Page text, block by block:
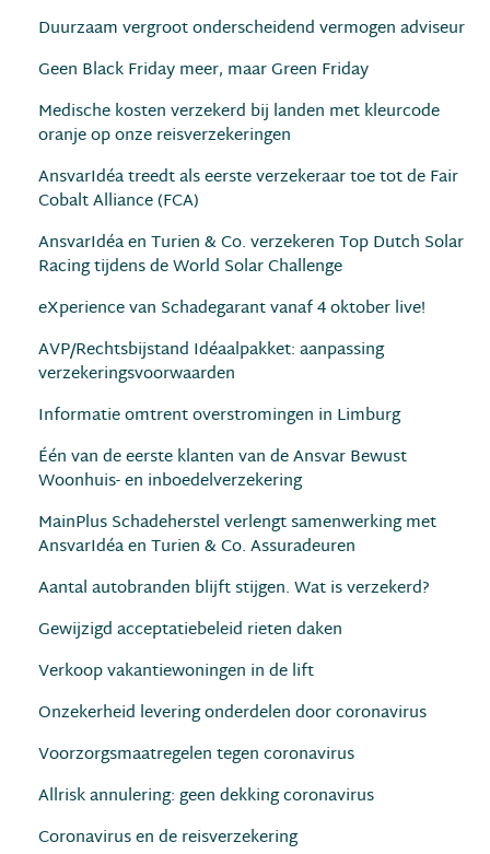
Duurzaam vergroot onderscheidend vermogen adviseur
Geen Black Friday meer, maar Green Friday
Medische kosten verzekerd bij landen met kleurcode
oranje op onze reisverzekeringen
AnsvarIdéa treedt als eerste verzekeraar toe tot de Fair
Cobalt Alliance (FCA)
AnsvarIdéa en Turien & Co. verzekeren Top Dutch Solar
Racing tijdens de World Solar Challenge
eXperience van Schadegarant vanaf 4 oktober live!
AVP/Rechtsbijstand Idéaalpakket: aanpassing
verzekeringsvoorwaarden
Informatie omtrent overstromingen in Limburg
Één van de eerste klanten van de Ansvar Bewust
Woonhuis- en inboedelverzekering
MainPlus Schadeherstel verlengt samenwerking met
AnsvarIdéa en Turien & Co. Assuradeuren
Aantal autobranden blijft stijgen. Wat is verzekerd?
Gewijzigd acceptatiebeleid rieten daken
Verkoop vakantiewoningen in de lift
Onzekerheid levering onderdelen door coronavirus
Voorzorgsmaatregelen tegen coronavirus
Allrisk annulering: geen dekking coronavirus
Coronavirus en de reisverzekering